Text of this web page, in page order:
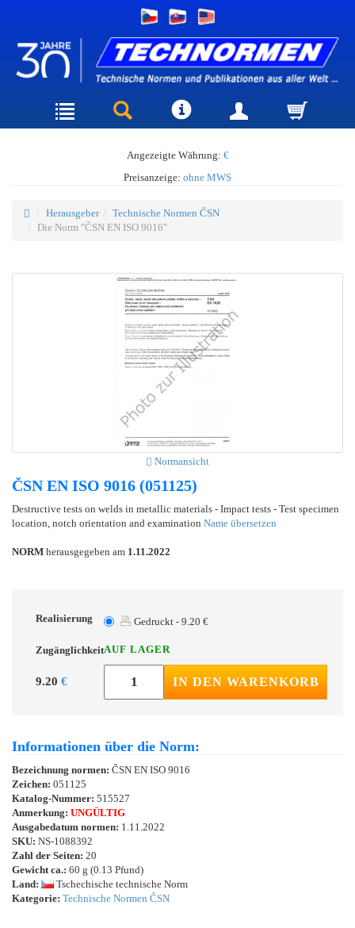
Angezeigte Währung: €
Preisanzeige: ohne MWS
Herausgeber
Technische Normen ČSN
Die Norm "ČSN EN ISO 9016"
Normansicht
ČSN EN ISO 9016 (051125)
Destructive tests on welds in metallic materials - Impact tests - Test specimen
location, notch orientation and examination Name übersetzen
NORM herausgegeben am 1.11.2022
Realisierung Gedruckt - 9.20 €
ZugänglichkeitAUF LAGER
9.20 € IN DEN WARENKORB
Informationen über die Norm:
Bezeichnung normen: ČSN EN ISO 9016
Zeichen: 051125
Katalog-Nummer: 515527
Anmerkung: UNGÜLTIG
Ausgabedatum normen: 1.11.2022
SKU: NS-1088392
Zahl der Seiten: 20
Gewicht ca.: 60 g (0.13 Pfund)
Land:
Tschechische technische Norm
Kategorie: Technische Normen ČSN